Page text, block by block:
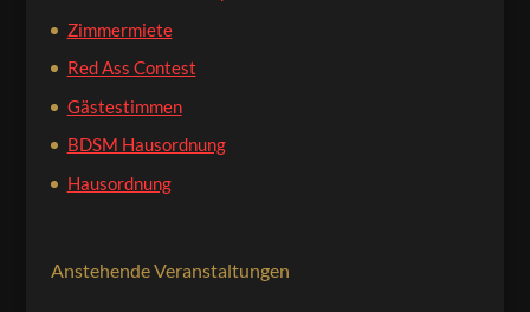
Zimmermiete
Red Ass Contest
Gästestimmen
BDSM Hausordnung
Hausordnung
Anstehende Veranstaltungen